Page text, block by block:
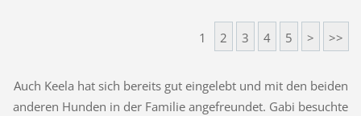
1 2 3 4 5 > >>
Auch Keela hat sich bereits gut eingelebt und mit den beiden
anderen Hunden in der Familie angefreundet. Gabi besuchte